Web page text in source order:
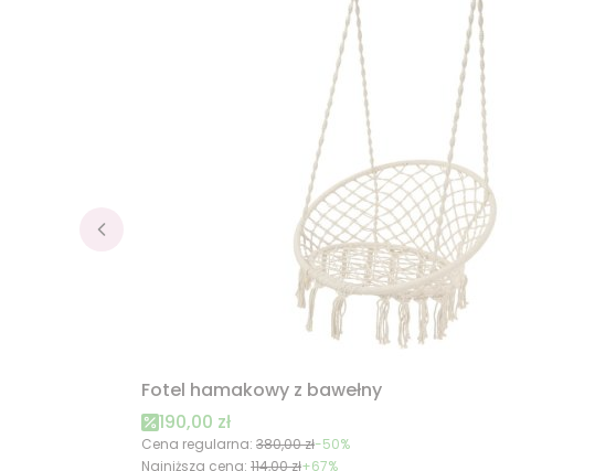
Fotel hamakowy z bawełny
Cena promocyjna
190,00 zł
Cena regularna: 380,00 zł-50%
Najniższa cena: 114,00 zł+67%